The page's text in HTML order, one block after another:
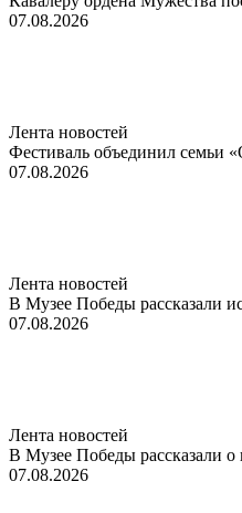
07.08.2026
Лента новостей
Фестиваль объединил семьи
07.08.2026
Лента новостей
В Музее Победы рассказали
07.08.2026
Лента новостей
В Музее Победы рассказали о
07.08.2026